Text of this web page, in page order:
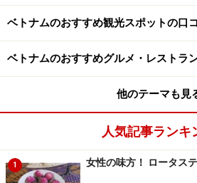
ベトナムのおすすめ観光スポットの口
ベトナムのおすすめグルメ・レストラ
他のテーマも見
人気記事ランキ
1 女性の味方！ ロータス